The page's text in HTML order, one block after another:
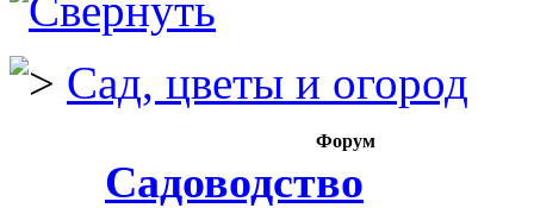
Сад, цветы и огород
Форум
Садоводство